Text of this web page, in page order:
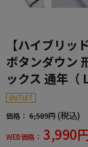
【ハイブリッ
ボタンダウン
ックス 通年（
OUTLET
価格： 6,589円 (税込)
WEB価格： 3,990